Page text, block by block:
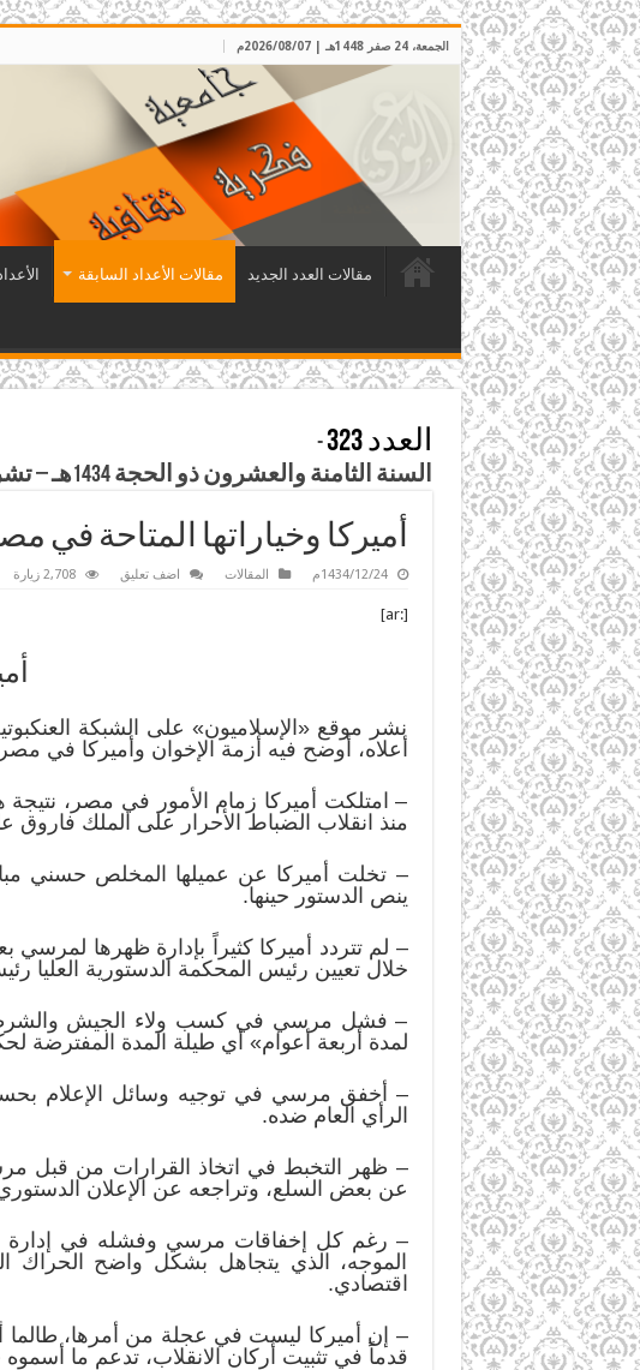
الجمعة، 24 صفر 1448هـ | 2026/08/07م
مقالات العدد الجديد مقالات الأعداد السابقة
العدد 323
-
السنة الثامنة والعشرون ذو الحجة 1434هـ – تشرين أول 2013م
أميركا وخياراتها المتاحة في
1434/12/24م المقالات اضف تعليق 2,708 زيارة
[:ar]
نشر موقع «الإسلاميون» على الشبكة
أعلاه، أوضح فيه أزمة الإخوان وأميركا في
– امتلكت أميركا زمام الأمور في مصر،
منذ انقلاب الضباط الأحرار على الملك فاروق عام
– تخلت أميركا عن عميلها المخلص حسني
ينص الدستور حينها.
– لم تتردد أميركا كثيراً بإدارة ظهرها
خلال تعيين رئيس المحكمة الدستورية العليا
– فشل مرسي في كسب ولاء الجيش والشرطة،
لمدة أربعة أعوام» أي طيلة المدة المفترضة
– أخفق مرسي في توجيه وسائل الإعلام بحسب
الرأي العام ضده.
– ظهر التخبط في اتخاذ القرارات من قبل
عن بعض السلع، وتراجعه عن الإعلان
– رغم كل إخفاقات مرسي وفشله في إدارة
الموجه، الذي يتجاهل بشكل واضح الحراك
اقتصادي.
– إن أميركا ليست في عجلة من أمرها، طالما
قدماً في تثبيت أركان الانقلاب، تدعم ما